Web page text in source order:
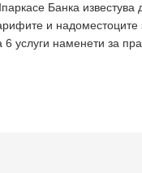
Банка известува
и надоместоците
6 услуги наменети за